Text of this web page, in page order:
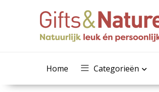
Home Categorieën